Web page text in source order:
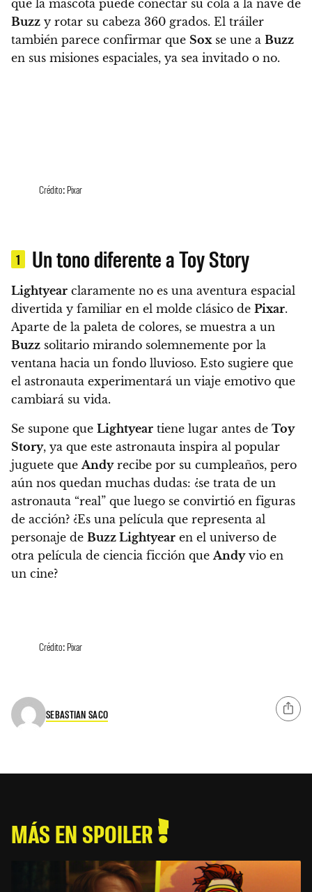
que la mascota puede conectar su cola a la nave de
Buzz y rotar su cabeza 360 grados. El tráiler
también parece confirmar que Soxse une a Buzz
en sus misiones espaciales, ya sea invitado o no.
Crédito: Pixar
1 Un tono diferente a Toy Story
Lightyear claramente no es una aventura espacial
divertida y familiar en el molde clásico de Pixar.
Aparte de la paleta de colores, se muestra a un
Buzz solitario mirando solemnemente por la
ventana hacia un fondo lluvioso. Esto sugiere que
el astronauta experimentará un viaje emotivo que
cambiará su vida.
Se supone que Lightyear tiene lugar antes de Toy
Story, ya que este astronauta inspira al popular
juguete queAndyrecibe por su cumpleaños, pero
aún nos quedan muchas dudas: ¿se trata de un
astronauta “real” que luego se convirtió en figuras
de acción? ¿Es una película que representa al
personaje de Buzz Lightyear en el universo de
otra película de ciencia ficción queAndyvio en
un cine?
Crédito: Pixar
SEBASTIAN SACO
MÁS EN SPOILER